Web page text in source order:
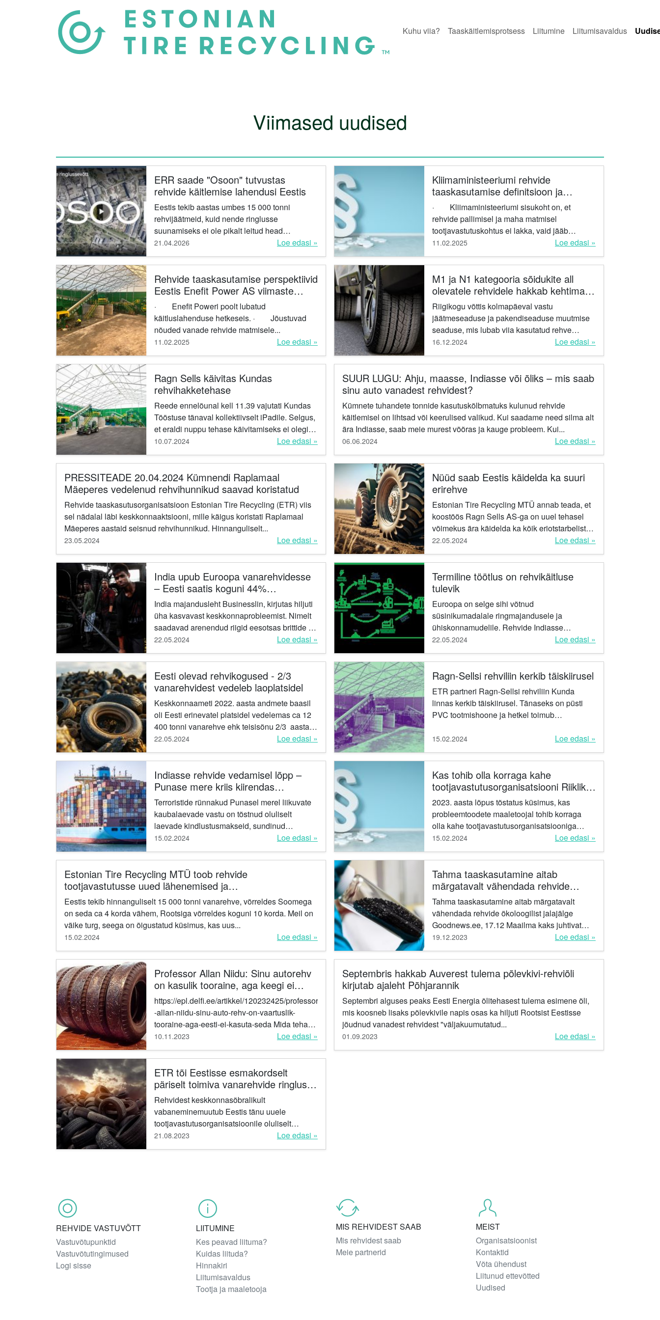
Kuhu viia? Taaskäitlemisprotsess Liitumine Liitumisavaldus
Viimased uudised
ERR saade "Osoon" tutvustas
rehvide käitlemise lahendusi Eestis
Eestis tekib aastas umbes 15 000 tonni
rehvijäätmeid, kuid nende ringlusse
suunamiseks ei ole pikalt leitud head
lahendust. Hiljuti alustas Kunda tööstuspargis
tööd rehvide purustamise tehas,...
21.04.2026 Loe edasi »
Kliimaministeeriumi rehvide
taaskasutamise definitsioon ja
sellega kaasnevad riskid
maaletoojatele
· Kliimaministeeriumi sisukoht on, et
rehvide pallimisel ja maha matmisel
tootjavastutuskohtus ei lakka, vaid jääb
kehtima, kuni rehvide struktuur on...
11.02.2025 Loe edasi »
Rehvide taaskasutamise perspektiivid
Eestis Enefit Power AS viimaste
uudiste valguses.
· Enefit Poweri poolt lubatud
käitluslahenduse hetkeseis. · Jõustuvad
nõuded vanade rehvide matmisele...
11.02.2025 Loe edasi »
M1 ja N1 kategooria sõidukite all
olevatele rehvidele hakkab kehtima
tootjavastutuskohustus
Riigikogu võttis kolmapäeval vastu
jäätmeseaduse ja pakendiseaduse muutmise
seaduse, mis lubab viia kasutatud rehve
kogumispunktidesse piiramata koguses ning
annab pakendiettevõtjatele võimaluse...
16.12.2024 Loe edasi »
Ragn Sells käivitas Kundas
rehvihakketehase
Reede ennelõunal kell 11.39 vajutati Kundas
Tööstuse tänaval kollektiivselt iPadile. Selgus,
et eraldi nuppu tehase käivitamiseks ei olegi,
kõike juhitakse elektrooniliselt. See
tähendas,...
10.07.2024 Loe edasi »
SUUR LUGU: Ahju, maasse, Indiasse või õliks – mis saab
sinu auto vanadest rehvidest?
Kümnete tuhandete tonnide kasutuskõlbmatuks kulunud rehvide
käitlemisel on lihtsad või keerulised valikud. Kui saadame need silma alt
ära Indiasse, saab meie murest võõras ja kauge probleem. Kui...
06.06.2024 Loe edasi »
PRESSITEADE 20.04.2024 Kümnendi Raplamaal
Mäeperes vedelenud rehvihunnikud saavad koristatud
Rehvide taaskasutusorganisatsioon Estonian Tire Recycling (ETR) viis
sel nädalal läbi keskkonnaaktsiooni, mille käigus koristati Raplamaal
Mäeperes aastaid seisnud rehvihunnikud. Hinnanguliselt...
23.05.2024 Loe edasi »
Nüüd saab Eestis käidelda ka suuri
erirehve
Estonian Tire Recycling MTÜ annab teada, et
koostöös Ragn Sells AS-ga on uuel tehasel
võimekus ära käidelda ka kõik eriotstarbeliste
sõidukite rehvid, millele siiamaani Eestis ei
olnud muud...
22.05.2024 Loe edasi »
India upub Euroopa vanarehvidesse
– Eesti saatis koguni 44%
vanarehvidest sinna.
India majandusleht Businesslin, kirjutas hiljuti
üha kasvavast keskkonnaprobleemist. Nimelt
saadavad arenendud riigid eesotsas brittide ja
teiste Euroopa riikidega massiliselt vanarehve
Indiasse,...
22.05.2024 Loe edasi »
Termiline töötlus on rehvikäitluse
tulevik
Euroopa on selge sihi võtnud
süsinikumadalale ringmajandusele ja
ühiskonnamudelile. Rehvide Indiasse
saatmine ja maha matmine on eilse päeva
teema. Rehvid sisaldavad hulganisti ressurssi,
-...
22.05.2024 Loe edasi »
Eesti olevad rehvikogused - 2/3
vanarehvidest vedeleb laoplatsidel
Keskkonnaameti 2022. aasta andmete baasil
oli Eesti erinevatel platsidel vedelemas ca 12
400 tonni vanarehve ehk teisisõnu 2/3 aasta
jooksul tekkivatest kasutuskõlbmatutest
rehvidest...
22.05.2024 Loe edasi »
Ragn-Sellsi rehviliin kerkib täiskiirusel
ETR partneri Ragn-Sellsi rehviliin Kunda
linnas kerkib täiskiirusel. Tänaseks on püsti
PVC tootmishoone ja hetkel toimub
lõpus toimuvad esimesed...
15.02.2024 Loe edasi »
Indiasse rehvide vedamisel lõpp –
Punase mere kriis kiirendas
Inglismaad otsima rehvidele
ringmajanduslahendusi
Terroristide rünnakud Punasel merel liikuvate
kaubalaevade vastu on tõstnud oluliselt
laevade kindlustusmakseid, sundinud
laevafirmasid võtma kasutusele täiendavaid
turvameetmeid ja pannud...
15.02.2024 Loe edasi »
Kas tohib olla korraga kahe
tootjavastutusorganisatsiooni Riikliku
Probleemtooteregistri (PROTO)
registreering?
2023. aasta lõpus tõstatus küsimus, kas
probleemtoodete maaletoojal tohib korraga
olla kahe tootjavastutusorganisatsiooniga
leping ning kas nad tohivad omada kahte
PROTO registreerimise numbrit?...
15.02.2024 Loe edasi »
Estonian Tire Recycling MTÜ toob rehvide
tootjavastutusse uued lähenemised ja
ringmajanduslahendused
Eestis tekib hinnanguliselt 15 000 tonni vanarehve, võrreldes Soomega
on seda ca 4 korda vähem, Rootsiga võrreldes koguni 10 korda. Meil on
väike turg, seega on õigustatud küsimus, kas uus...
15.02.2024 Loe edasi »
Tahma taaskasutamine aitab
märgatavalt vähendada rehvide
ökoloogilist jalajälge
Tahma taaskasutamine aitab märgatavalt
vähendada rehvide ökoloogilist jalajälge
Goodnews.ee, 17.12 Maailma kaks juhtivat
rehvitootjat Bridgestone ja Michelin avaldasid
ühist uuringut...
19.12.2023 Loe edasi »
Professor Allan Niidu: Sinu autorehv
on kasulik tooraine, aga keegi ei
kasuta seda
https://epl.delfi.ee/artikkel/120232425/professor
-allan-niidu-sinu-auto-rehv-on-vaartuslik-
tooraine-aga-eesti-ei-kasuta-seda Mida teha
vanade rehvidega? See küsimus ootab vastust
pea...
10.11.2023 Loe edasi »
Septembris hakkab Auverest tulema põlevkivi-rehviõli
kirjutab ajaleht Põhjarannik
Septembri alguses peaks Eesti Energia õlitehasest tulema esimene õli,
mis koosneb lisaks põlevkivile napis osas ka hiljuti Rootsist Eestisse
jõudnud vanadest rehvidest "väljakuumutatud...
01.09.2023 Loe edasi »
ETR tõi Eestisse esmakordselt
päriselt toimiva vanarehvide ringlusse
suunamise lahenduse
Rehvidest keskkonnasõbralikult
vabaneminemuutub Eestis tänu uuele
tootjavastutusorganisatsioonile oluliselt
mugavamaksja tõhusamaks. Rehvid Pluss on
koos partneritega võtnud...
21.08.2023 Loe edasi »
REHVIDE VASTUVÕTT
Vastuvõtupunktid
Vastuvõtutingimused
Logi sisse
LIITUMINE
Kes peavad liituma?
Kuidas liituda?
Hinnakiri
Liitumisavaldus
Tootja ja maaletooja
MIS REHVIDEST SAAB
Mis rehvidest saab
Meie partnerid
MEIST
Organisatsioonist
Kontaktid
Võta ühendust
Liitunud ettevõtted
Uudised